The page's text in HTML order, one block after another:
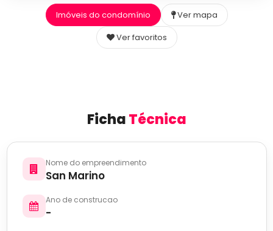
Imóveis do condomínio
Ver mapa
Ver favoritos
FichaTécnica
Nome do empreendimento
San Marino
Ano de construcao
-